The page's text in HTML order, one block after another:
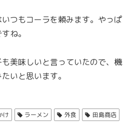
つもコーラを頼みます。やっぱ
ね。
美味しいと言っていたので、機
いと思います。
け ラーメン 外食 田島商店